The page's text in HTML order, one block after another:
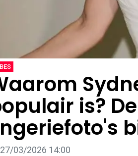
is?
27/03/2026 14:00